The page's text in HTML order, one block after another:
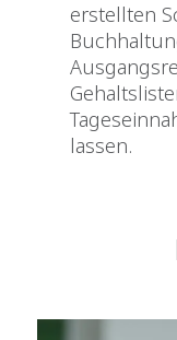
erstellten
lassen.